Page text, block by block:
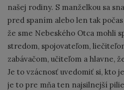
našej rodiny. S manželkou sa
pred spaním alebo len tak
že sme Nebeského Otca mohli
stredom, spojovateľom,
zabávačom, učiteľom a hlavne,
Je to vzácnosť uvedomiť si, kto
je to pre mňa ten najsilnejší